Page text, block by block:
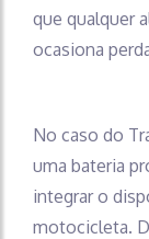
que qualquer
ocasiona
No caso do
uma bateria
integrar o
motocicleta.